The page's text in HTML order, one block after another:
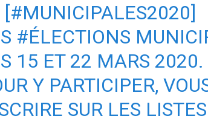
[#MUNICIPALES2020]
#ÉLECTIONS
15 ET 22 MARS 2020.
Y PARTICIPER,
SUR LES